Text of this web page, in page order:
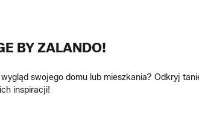
BY ZALANDO!
swojego domu lub mieszkania? Odkryj
inspiracji!